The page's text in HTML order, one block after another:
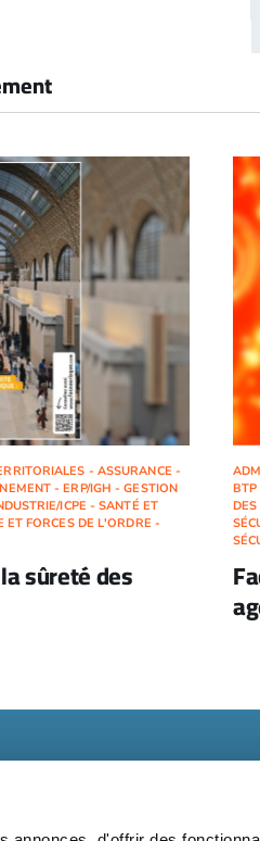
- ASSURANCE -
- ERP/IGH - GESTION
ICPE - SANTÉ ET
ET FORCES DE L'ORDRE -
sûreté des
BTP